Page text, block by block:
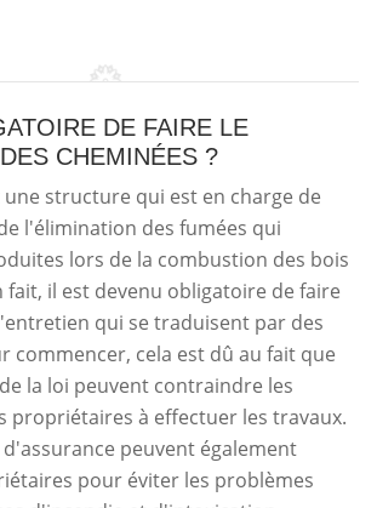
DE FAIRE LE
CHEMINÉES ?
une structure qui est en charge de
l'élimination des fumées qui
lors de la combustion des bois
fait, il est devenu obligatoire de faire
qui se traduisent par des
commencer, cela est dû au fait que
la loi peuvent contraindre les
propriétaires à effectuer les travaux.
peuvent également
pour éviter les problèmes